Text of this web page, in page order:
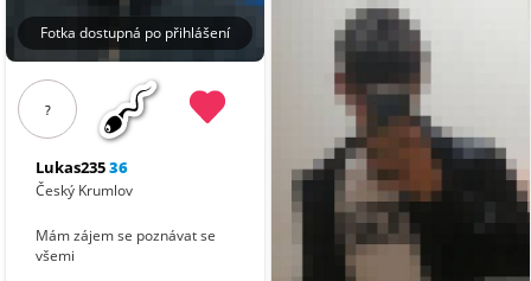
Fotka dostupná po přihlášení
?
Lukas23536
Český Krumlov
Mám zájem se poznávat se
všemi